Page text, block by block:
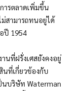
ารตลาดเพิ่มขึ้น
สามารถทนอยู่ได้
ปี 1954
นที่ฝรั่งเศสยังคงอยู่
ที่เกี่ยวข้องกับ
นบริษัท Waterman